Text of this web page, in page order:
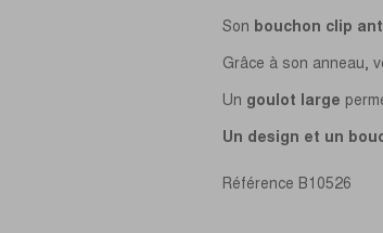
Son bouchon clip
Grâce à son anneau,
Un goulot large
Un design et un
Référence B10526